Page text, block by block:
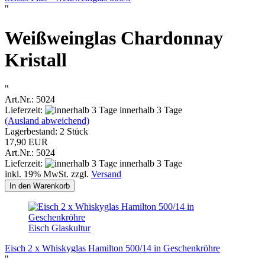
"
Weißweinglas Chardonnay
Kristall
"
Art.Nr.: 5024
Lieferzeit:
innerhalb 3 Tage
(Ausland abweichend)
Lagerbestand: 2 Stück
17,90 EUR
Art.Nr.: 5024
Lieferzeit:
innerhalb 3 Tage
inkl. 19% MwSt. zzgl. Versand
In den Warenkorb
Eisch Glaskultur
Eisch 2 x Whiskyglas Hamilton 500/14 in Geschenkröhre
"